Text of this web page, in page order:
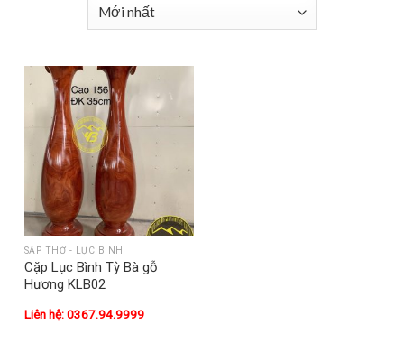
SẬP THỜ - LỤC BÌNH
Cặp Lục Bình Tỳ Bà gỗ
Hương KLB02
Liên hệ: 0367.94.9999